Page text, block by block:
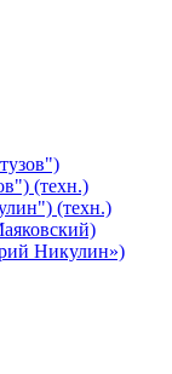
(техн.)
(техн.)
Никулин»)